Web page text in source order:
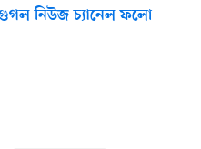
নিউজ চ্যানেল ফলো